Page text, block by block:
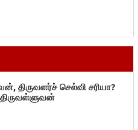
திருவளர்ச் செல்வி சரியா?